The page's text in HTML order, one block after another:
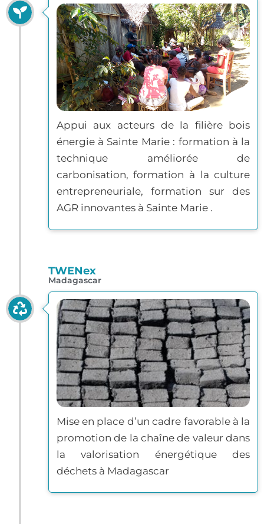
Appui aux acteurs de la filière bois
énergie à Sainte Marie : formation à la
technique améliorée de
carbonisation, formation à la culture
entrepreneuriale, formation sur des
AGR innovantes à Sainte Marie .
TWENex
Madagascar
Mise en place d’un cadre favorable à la
promotion de la chaîne de valeur dans
la valorisation énergétique des
déchets à Madagascar